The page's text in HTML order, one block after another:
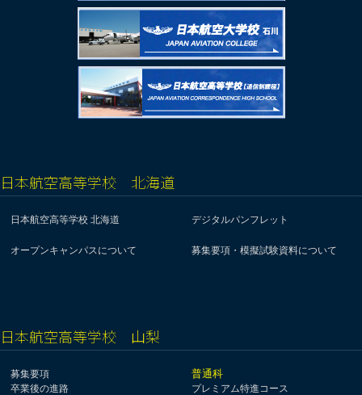
日本航空高等学校 北海道
日本航空高等学校 北海道 デジタルパンフレット
オープンキャンパスについて 募集要項・模擬試験資料について
日本航空高等学校 山梨
募集要項
卒業後の進路
普通科
プレミアム特進コース